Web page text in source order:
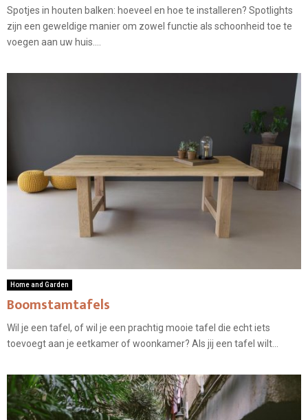
Spotjes in houten balken: hoeveel en hoe te installeren? Spotlights
zijn een geweldige manier om zowel functie als schoonheid toe te
voegen aan uw huis....
Home and Garden
Boomstamtafels
Wil je een tafel, of wil je een prachtig mooie tafel die echt iets
toevoegt aan je eetkamer of woonkamer? Als jij een tafel wilt...